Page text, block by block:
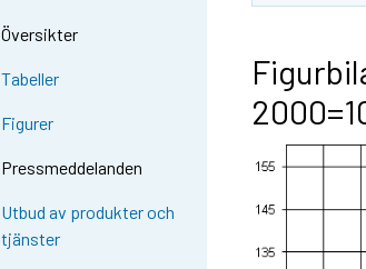
Översikter
Tabeller
Figurer
Pressmeddelanden
Utbud av produkter och
tjänster